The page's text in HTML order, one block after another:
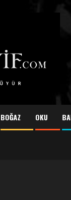
BOĞAZ OKU